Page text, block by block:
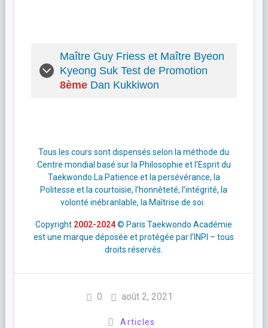
Maître Guy Friess et Maître Byeon
Kyeong Suk Test de Promotion
8ème Dan Kukkiwon
Tous les cours sont dispensés selon la méthode du
Centre mondial basé sur la Philosophie et l’Esprit du
Taekwondo.La Patience et la persévérance, la
Politesse et la courtoisie, l’honnêteté, l’intégrité, la
volonté inébranlable, la Maîtrise de soi.
Copyright 2002-2024© Paris Taekwondo Académie
est une marque déposée et protégée par l’INPI – tous
droits réservés.
0 août 2, 2021
Articles